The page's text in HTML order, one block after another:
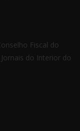
Fiscal do
do Interior do